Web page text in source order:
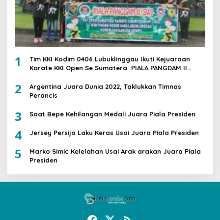
1
Tim KKI Kodim 0406 Lubuklinggau Ikuti Kejuaraan
Karate KKI Open Se Sumatera PIALA PANGDAM II
2
Argentina Juara Dunia 2022, Taklukkan Timnas
Perancis
3 Saat Bepe Kehilangan Medali Juara Piala Presiden
4 Jersey Persija Laku Keras Usai Juara Piala Presiden
5
Marko Simic Kelelahan Usai Arak arakan Juara Piala
Presiden